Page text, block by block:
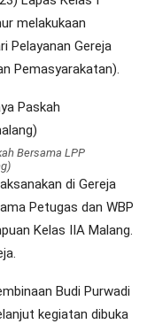
melakukaan
Pelayanan Gereja
Pemasyarakatan).
Bersama LPP
di Gereja
Petugas dan WBP
Kelas IIA Malang.
Budi Purwadi
kegiatan dibuka